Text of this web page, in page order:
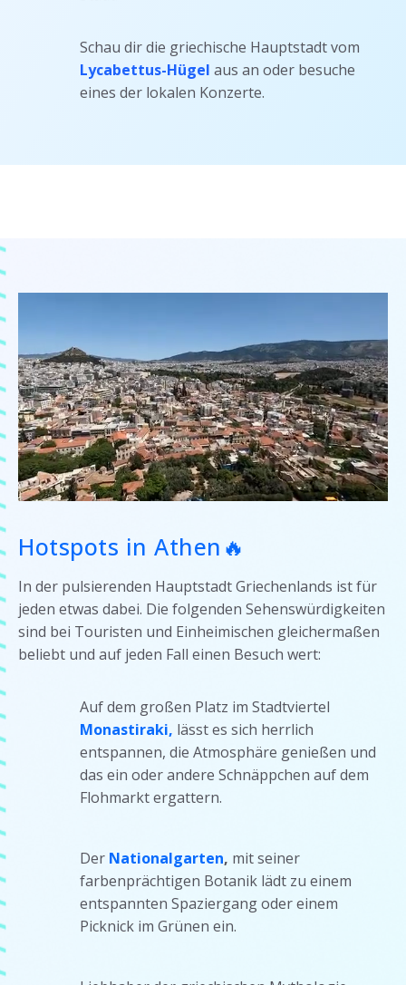
Schau dir die griechische Hauptstadt vom
Lycabettus-Hügel aus an oder besuche
eines der lokalen Konzerte.
Hotspots in Athen🔥
In der pulsierenden Hauptstadt Griechenlands ist für
jeden etwas dabei. Die folgenden Sehenswürdigkeiten
sind bei Touristen und Einheimischen gleichermaßen
beliebt und auf jeden Fall einen Besuch wert:
Auf dem großen Platz im Stadtviertel
Monastiraki, lässt es sich herrlich
entspannen, die Atmosphäre genießen und
das ein oder andere Schnäppchen auf dem
Flohmarkt ergattern.
Der Nationalgarten, mit seiner
farbenprächtigen Botanik lädt zu einem
entspannten Spaziergang oder einem
Picknick im Grünen ein.